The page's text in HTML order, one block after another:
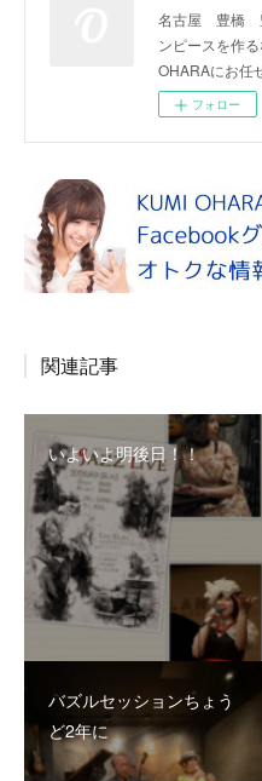
名古屋 豊橋
ンピースを作
OHARAにお任
フォロー
関連記事
いよいよ明後日！！
バズルセッションちょう
ど2年に